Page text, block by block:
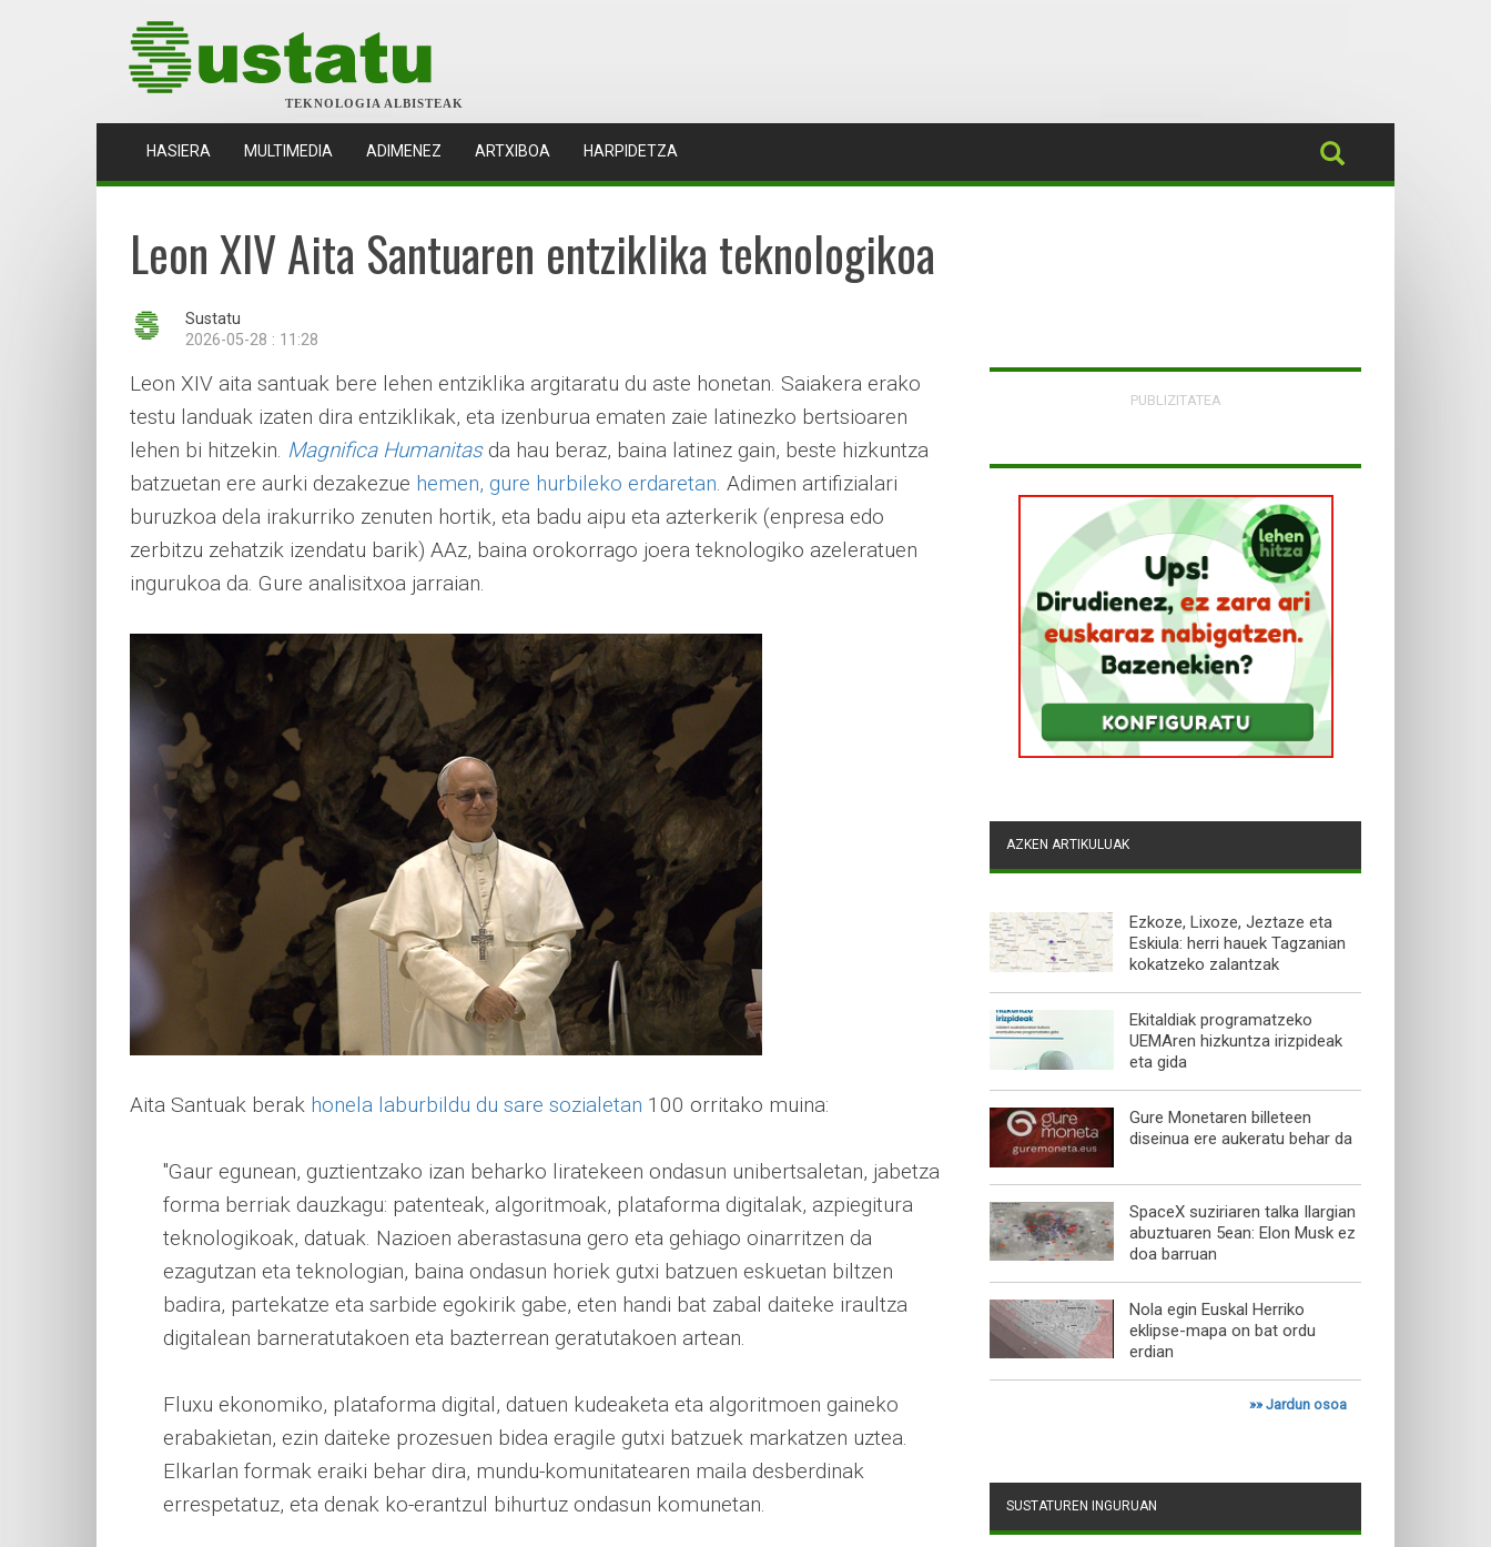
TEKNOLOGIA ALBISTEAK
HASIERA (CURRENT)
MULTIMEDIA ADIMENEZ ARTXIBOA HARPIDETZA
Leon XIV Aita Santuaren entziklika teknologikoa
Sustatu
2026-05-28 : 11:28
Leon XIV aita santuak bere lehen entziklika argitaratu du aste honetan. Saiakera erako
testu landuak izaten dira entziklikak, eta izenburua ematen zaie latinezko bertsioaren
lehen bi hitzekin. Magnifica Humanitasda hau beraz, baina latinez gain, beste hizkuntza
batzuetan ere aurki dezakezue hemen, gure hurbileko erdaretan. Adimen artifizialari
buruzkoa dela irakurriko zenuten hortik, eta badu aipu eta azterkerik (enpresa edo
zerbitzu zehatzik izendatu barik) AAz, baina orokorrago joera teknologiko azeleratuen
ingurukoa da. Gure analisitxoa jarraian.
Aita Santuak berak honela laburbildu du sare sozialetan 100 orritako muina:
"Gaur egunean, guztientzako izan beharko liratekeen ondasun unibertsaletan, jabetza
forma berriak dauzkagu: patenteak, algoritmoak, plataforma digitalak, azpiegitura
teknologikoak, datuak. Nazioen aberastasuna gero eta gehiago oinarritzen da
ezagutzan eta teknologian, baina ondasun horiek gutxi batzuen eskuetan biltzen
badira, partekatze eta sarbide egokirik gabe, eten handi bat zabal daiteke iraultza
digitalean barneratutakoen eta bazterrean geratutakoen artean.
Fluxu ekonomiko, plataforma digital, datuen kudeaketa eta algoritmoen gaineko
erabakietan, ezin daiteke prozesuen bidea eragile gutxi batzuek markatzen uztea.
Elkarlan formak eraiki behar dira, mundu-komunitatearen maila desberdinak
errespetatuz, eta denak ko-erantzul bihurtuz ondasun komunetan.
PUBLIZITATEA
AZKEN ARTIKULUAK
Ezkoze, Lixoze, Jeztaze eta
Eskiula: herri hauek Tagzanian
kokatzeko zalantzak
Ekitaldiak programatzeko
UEMAren hizkuntza irizpideak
eta gida
Gure Monetaren billeteen
diseinua ere aukeratu behar da
SpaceX suziriaren talka Ilargian
abuztuaren 5ean: Elon Musk ez
doa barruan
Nola egin Euskal Herriko
eklipse-mapa on bat ordu
erdian
»»Jardun osoa
SUSTATUREN INGURUAN